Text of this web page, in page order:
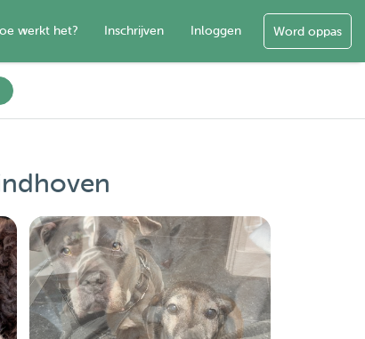
werkt het? Inschrijven Inloggen Word oppas